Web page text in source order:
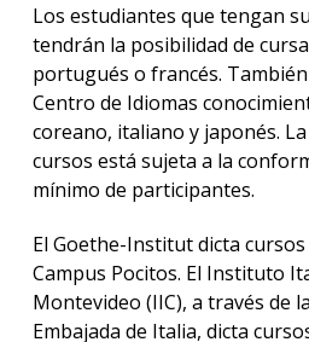
Los estudiantes que tengan
tendrán la posibilidad de
portugués o francés.
Centro de Idiomas
coreano, italiano y japonés.
cursos está sujeta a la
mínimo de participantes.
El Goethe-Institut dicta
Campus Pocitos. El Instituto
Montevideo (IIC), a través de
Embajada de Italia, dicta